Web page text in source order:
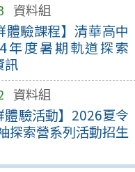
資料組
體驗課程】清華高中
年度暑期軌道探索
訊
資料組
體驗活動】2026夏令
探索營系列活動招生